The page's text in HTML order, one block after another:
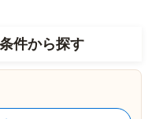
件から探す